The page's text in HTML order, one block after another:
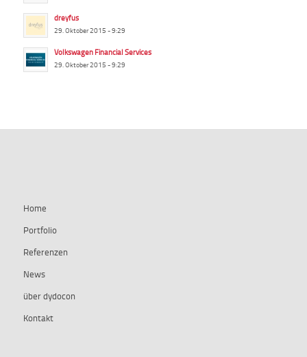
dreyfus
29. Oktober 2015 - 9:29
Volkswagen Financial Services
29. Oktober 2015 - 9:29
Home
Portfolio
Referenzen
News
über dydocon
Kontakt